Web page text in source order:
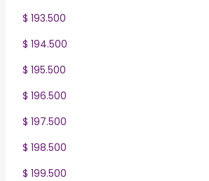
$ 193.500
$ 194.500
$ 195.500
$ 196.500
$ 197.500
$ 198.500
$ 199.500